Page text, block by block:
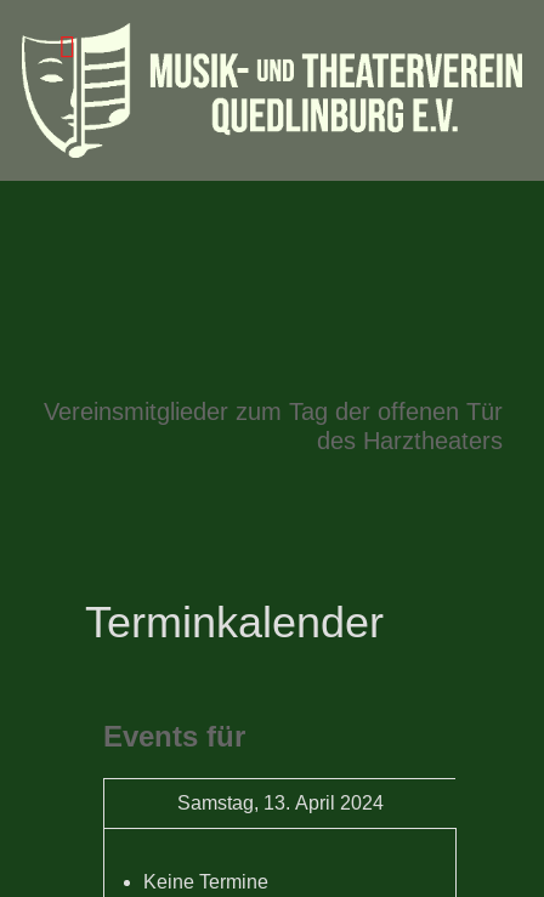
Vereinsmitglieder zum Tag der offenen Tür
des Harztheaters
Terminkalender
Events für
Samstag, 13. April 2024
Keine Termine